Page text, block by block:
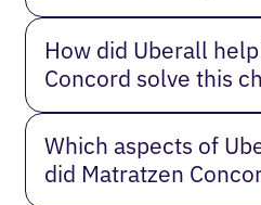
How did Uberall
Concord solve this
Which aspects of
did Matratzen